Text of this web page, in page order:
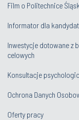
Film o Politechnice
Informator dla
Inwestycje dotowane z
celowych
Konsultacje
Ochrona Danych
Oferty pracy